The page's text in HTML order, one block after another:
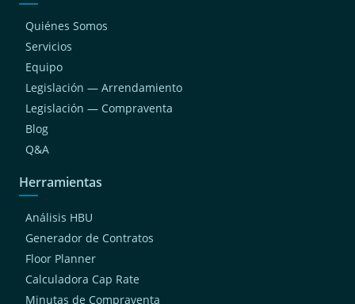
Quiénes Somos
Servicios
Equipo
Legislación — Arrendamiento
Legislación — Compraventa
Blog
Q&A
Herramientas
Análisis HBU
Generador de Contratos
Floor Planner
Calculadora Cap Rate
Minutas de Compraventa